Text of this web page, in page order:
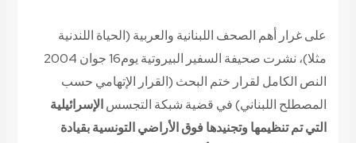
على غرار أهم الصحف اللبنانية والعربية (الحياة اللندنية
مثلا)، نشرت صحيفة السفير البيروتية يوم16 جوان 2004
النص الكامل لقرار ختم البحث (القرار الإتهامي حسب
المصطلح اللبناني) في قضية شبكة التجسسالإسرائيلية
التي تم تنظيمها وتجنيدها فوق الأراضي التونسية بقيادة